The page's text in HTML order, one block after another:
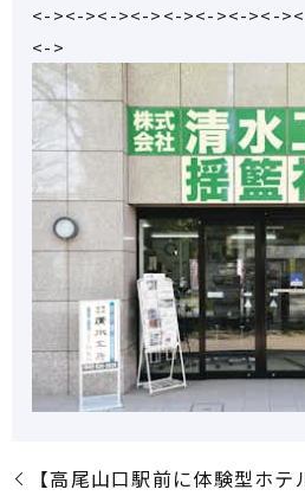
<-><-><-><-><-><-><-><-
<->
【高尾山口駅前に体験型ホテ